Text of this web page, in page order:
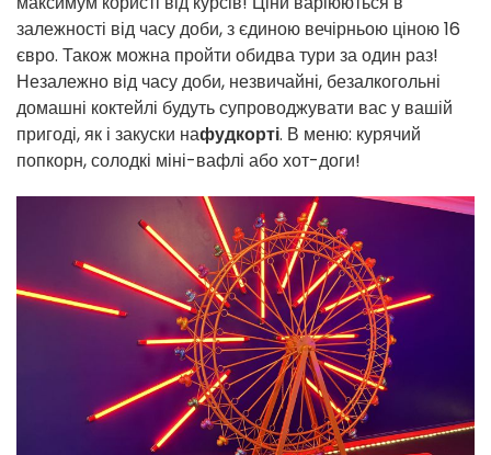
залежності від часу доби, з єдиною вечірньою ціною 16
євро. Також можна пройти обидва тури за один раз!
Незалежно від часу доби, незвичайні, безалкогольні
домашні коктейлі будуть супроводжувати вас у вашій
пригоді, як і закуски нафудкорті. В меню: курячий
попкорн, солодкі міні-вафлі або хот-доги!